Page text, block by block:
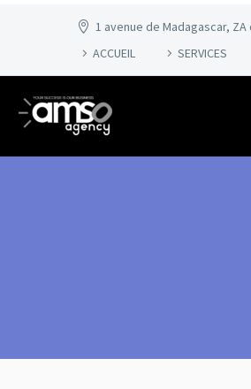
1 avenue de Madagascar, ZA
ACCUEIL
SERVICES